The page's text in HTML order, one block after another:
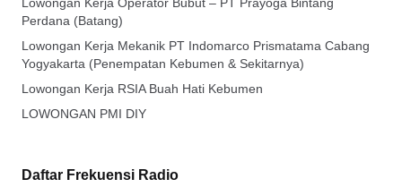
Lowongan Kerja Operator Bubut – PT Prayoga Bintang
Perdana (Batang)
Lowongan Kerja Mekanik PT Indomarco Prismatama Cabang
Yogyakarta (Penempatan Kebumen & Sekitarnya)
Lowongan Kerja RSIA Buah Hati Kebumen
LOWONGAN PMI DIY
Daftar Frekuensi Radio